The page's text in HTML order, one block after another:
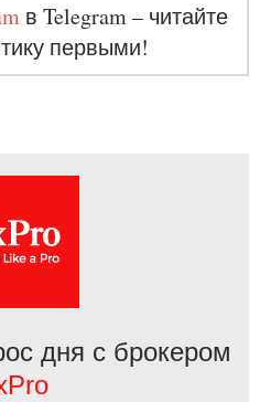
в Telegram – читайте
первыми!
дня с брокером